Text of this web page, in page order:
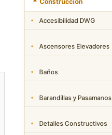
Accesibilidad DWG
Ascensores Elevadores
Baños
Barandillas y Pasamanos
Detalles Constructivos